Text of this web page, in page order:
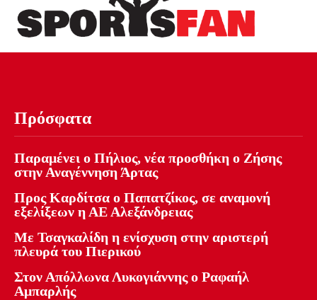
Πρόσφατα
Παραμένει ο Πήλιος, νέα προσθήκη ο Ζήσης
στην Αναγέννηση Άρτας
Προς Καρδίτσα ο Παπατζίκος, σε αναμονή
εξελίξεων η ΑΕ Αλεξάνδρειας
Με Τσαγκαλίδη η ενίσχυση στην αριστερή
πλευρά του Πιερικού
Στον Απόλλωνα Λυκογιάννης ο Ραφαήλ
Αμπαρλής